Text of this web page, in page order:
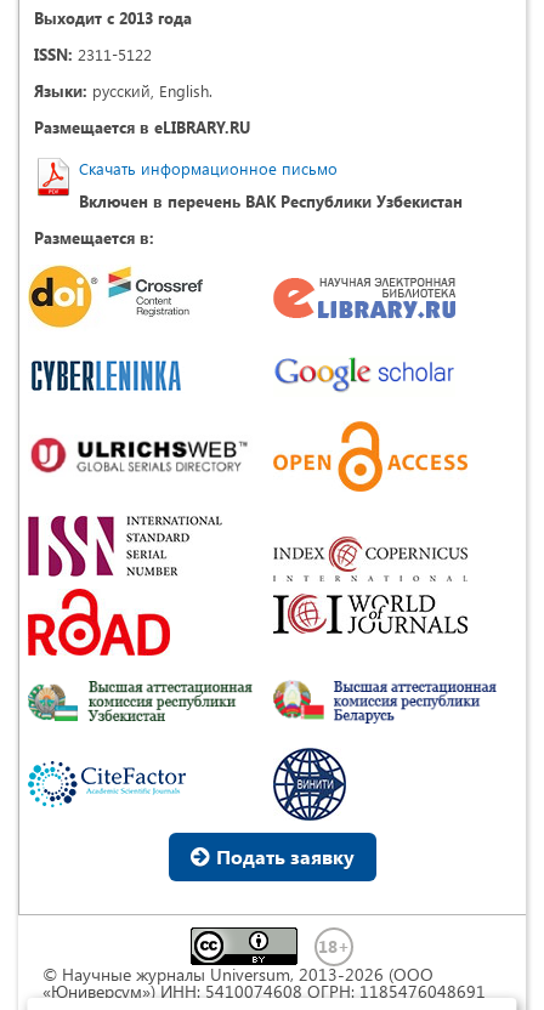
Выходит с 2013 года
ISSN: 2311-5122
Языки: русский, English.
Размещается в eLIBRARY.RU
Скачать информационное письмо
Включен в перечень ВАК Республики Узбекистан
Размещается в:
Подать заявку
© Научные журналы Universum, 2013-2026 (ООО
«Юниверсум») ИНН: 5410074608 ОГРН: 1185476048691